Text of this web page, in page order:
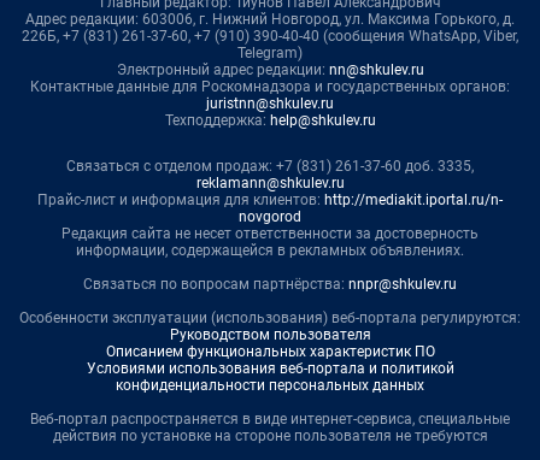
Адрес редакции: 603006, г. Нижний Новгород, ул. Максима Горького, д.
226Б, +7 (831) 261-37-60, +7 (910) 390-40-40 (сообщения WhatsApp, Viber,
Telegram)
Электронный адрес редакции: nn@shkulev.ru
Контактные данные для Роскомнадзора и государственных органов:
juristnn@shkulev.ru
Техподдержка: help@shkulev.ru
Связаться с отделом продаж: +7 (831) 261-37-60 доб. 3335,
reklamann@shkulev.ru
Прайс-лист и информация для клиентов: http://mediakit.iportal.ru/n-
novgorod
Редакция сайта не несет ответственности за достоверность
информации, содержащейся в рекламных объявлениях.
Связаться по вопросам партнёрства: nnpr@shkulev.ru
Особенности эксплуатации (использования) веб-портала регулируются:
Руководством пользователя
Описанием функциональных характеристик ПО
Условиями использования веб-портала и политикой
конфиденциальности персональных данных
Веб-портал распространяется в виде интернет-сервиса, специальные
действия по установке на стороне пользователя не требуются